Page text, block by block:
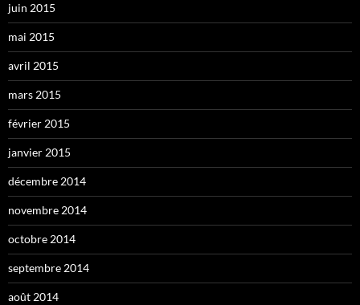
juin 2015
mai 2015
avril 2015
mars 2015
février 2015
janvier 2015
décembre 2014
novembre 2014
octobre 2014
septembre 2014
août 2014